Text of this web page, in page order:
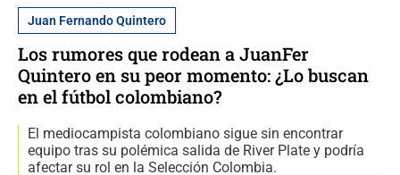
Juan Fernando Quintero
Los rumores que rodean a JuanFer
Quintero en su peor momento: ¿Lo buscan
en el fútbol colombiano?
El mediocampista colombiano sigue sin encontrar
equipo tras su polémica salida de River Plate y podría
afectar su rol en la Selección Colombia.